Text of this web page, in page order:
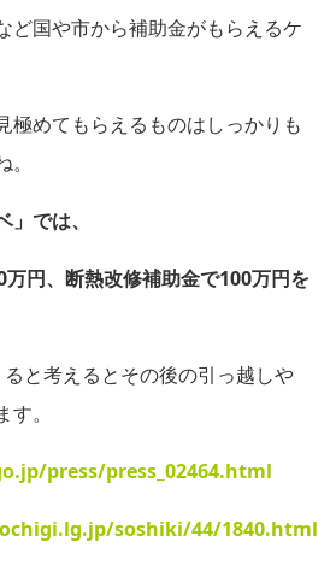
ど国や市から補助金がもらえるケ
極めてもらえるものはしっかりも
では、
円、断熱改修補助金で100万円を
と考えるとその後の引っ越しや
。
press/press_02464.html
soshiki/44/1840.html